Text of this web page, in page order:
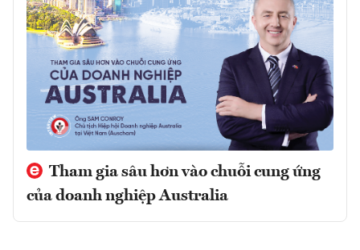
Tham gia sâu hơn vào chuỗi cung ứng
của doanh nghiệp Australia